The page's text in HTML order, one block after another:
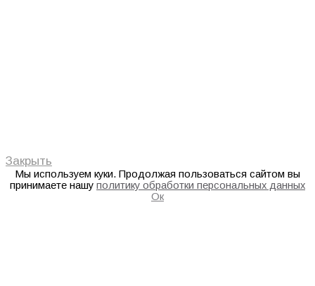
Закрыть
Мы используем куки. Продолжая пользоваться сайтом вы
принимаете нашу политику обработки персональных данных
Ок